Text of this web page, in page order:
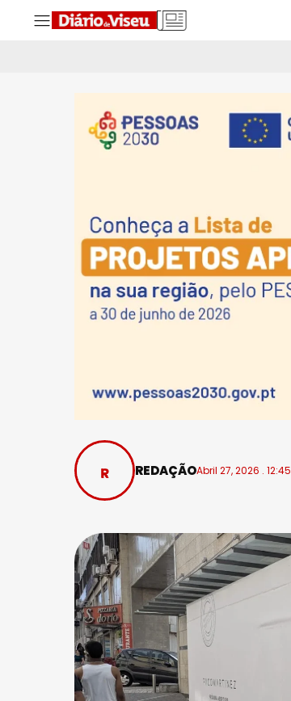
REDAÇÃOAbril 27, 2026 . 12:45